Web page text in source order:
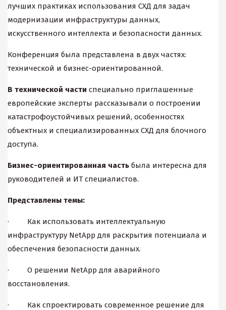
лучших практиках использования СХД для задач
модернизации инфраструктуры данных,
искусственного интеллекта и безопасности данных.
Конференция была представлена в двух частях:
технической и бизнес-ориентированной.
В технической части специально приглашенные
европейские эксперты рассказывали о построении
катастрофоустойчивых решений, особенностях
объектных и специализированных СХД для блочного
доступа.
Бизнес-ориентированная часть была интересна для
руководителей и ИТ специалистов.
Представлены темы:
· Как использовать интеллектуальную
инфраструктуру NetApp для раскрытия потенциала и
обеспечения безопасности данных.
· О решении NetApp для аварийного
восстановления.
· Как спроектировать современное решение для